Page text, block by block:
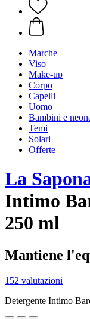
Marche
Viso
Make-up
Corpo
Capelli
Uomo
Bambini e
Temi
Solari
Offerte
La
Intimo
250 ml
Mantiene
152 valutazioni
Detergente Intimo